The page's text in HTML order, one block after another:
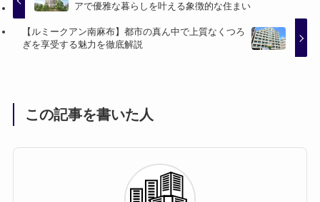
アで優雅な暮らしを叶える象徴的な住まい
【ルミークアン南麻布】都市の真ん中で上質なくつろ
ぎを享受する魅力を徹底解説
この記事を書いた人